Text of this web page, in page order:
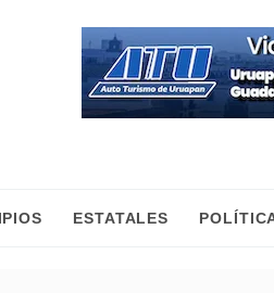
ESTATALES